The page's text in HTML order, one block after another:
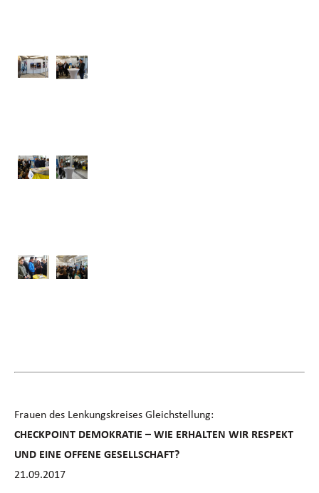
Frauen des Lenkungskreises Gleichstellung:
CHECKPOINT DEMOKRATIE – WIE ERHALTEN WIR RESPEKT
UND EINE OFFENE GESELLSCHAFT?
21.09.2017